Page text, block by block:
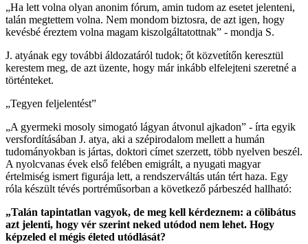
„Ha lett volna olyan anonim fórum, amin tudom az esetet jelenteni,
talán megtettem volna. Nem mondom biztosra, de azt igen, hogy
kevésbé éreztem volna magam kiszolgáltatottnak” - mondja S.
J. atyának egy további áldozatáról tudok; őt közvetítőn keresztül
kerestem meg, de azt üzente, hogy már inkább elfelejteni szeretné a
történteket.
„Tegyen feljelentést”
„A gyermeki mosoly simogató lágyan átvonul ajkadon” - írta egyik
versfordításában J. atya, aki a szépirodalom mellett a humán
tudományokban is jártas, doktori címet szerzett, több nyelven beszél.
A nyolcvanas évek első felében emigrált, a nyugati magyar
értelmiség ismert figurája lett, a rendszerváltás után tért haza. Egy
róla készült tévés portréműsorban a következő párbeszéd hallható:
„Talán tapintatlan vagyok, de meg kell kérdeznem: a cölibátus
azt jelenti, hogy vér szerint neked utódod nem lehet. Hogy
képzeled el mégis életed utódlását?